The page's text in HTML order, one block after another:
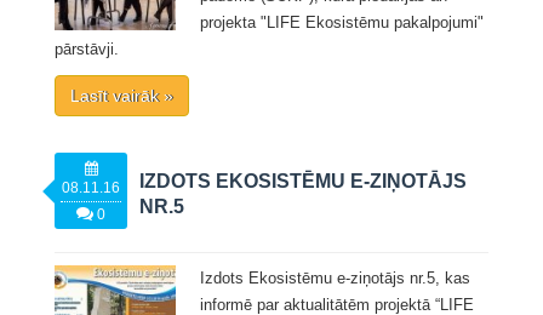
projekta "LIFE Ekosistēmu pakalpojumi"
pārstāvji.
Lasīt vairāk »
08.11.16
0
IZDOTS EKOSISTĒMU E-ZIŅOTĀJS
NR.5
Izdots Ekosistēmu e-ziņotājs nr.5, kas
informē par aktualitātēm projektā “LIFE